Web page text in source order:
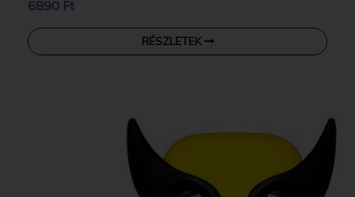
6890 Ft
RÉSZLETEK